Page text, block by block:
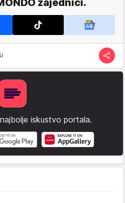
iskustvo portala.